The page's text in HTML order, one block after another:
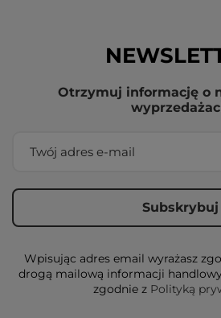
Otrzymuj informację o
Wpisując adres email wyrażasz
drogą mailową informacji
zgodnie z Polityką